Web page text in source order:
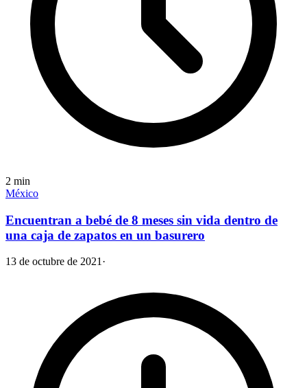
2 min
México
Encuentran a bebé de 8 meses sin vida dentro de
una caja de zapatos en un basurero
13 de octubre de 2021·